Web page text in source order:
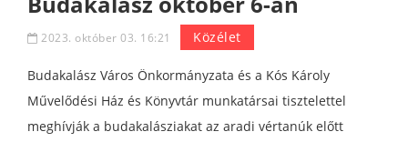
2023. október 03. 16:21 Közélet
Budakalász Város Önkormányzata és a Kós Károly
Művelődési Ház és Könyvtár munkatársai tisztelettel
meghívják a budakalásziakat az aradi vértanúk előtt